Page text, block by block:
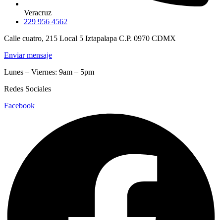
Veracruz
229 956 4562
Calle cuatro, 215 Local 5 Iztapalapa C.P. 0970 CDMX
Enviar mensaje
Lunes – Viernes: 9am – 5pm
Redes Sociales
Facebook